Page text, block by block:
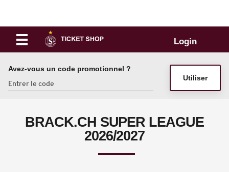
Login
Avez-vous un code promotionnel ?
Utiliser
BRACK.CH SUPER LEAGUE
2026/2027